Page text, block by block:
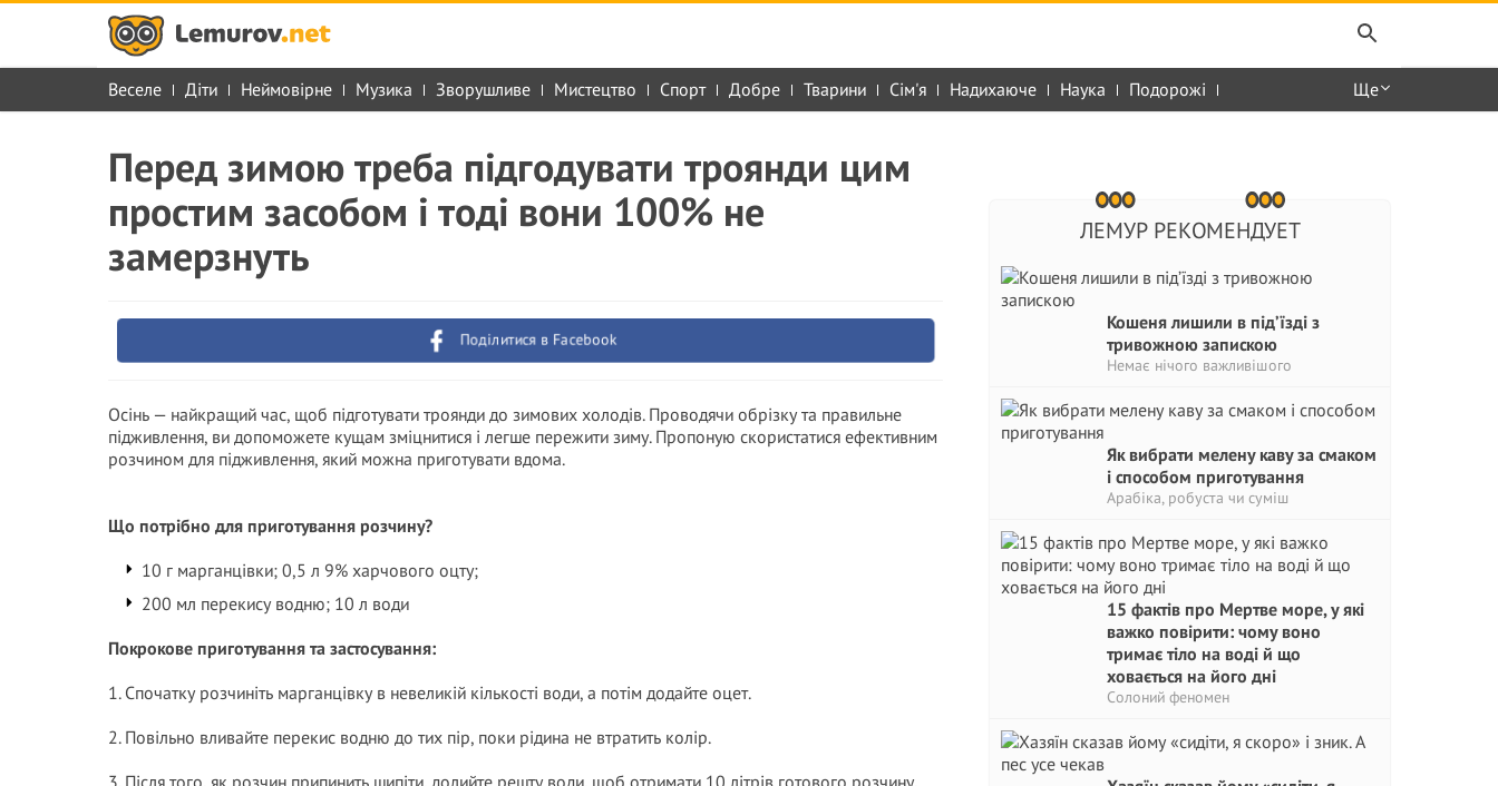
Веселе Діти Неймовірне Музика Зворушливе Мистецтво Спорт Добре Тварини Сім'я Надихаюче Наука Подорожі Ще
ЛЕМУР РЕКОМЕНДУЕТ
Кошеня лишили в під’їзді з
тривожною запискою
Немає нічого важливішого
Як вибрати мелену каву за смаком
і способом приготування
Арабіка, робуста чи суміш
15 фактів про Мертве море, у які
важко повірити: чому воно
тримає тіло на воді й що
ховається на його дні
Солоний феномен
Перед зимою треба підгодувати троянди цим
простим засобом і тоді вони 100% не
замерзнуть
Поділитися в Facebook
Осінь — найкращий час, щоб підготувати троянди до зимових холодів. Проводячи обрізку та правильне
підживлення, ви допоможете кущам зміцнитися і легше пережити зиму. Пропоную скористатися ефективним
розчином для підживлення, який можна приготувати вдома.
Що потрібно для приготування розчину?
10 г марганцівки; 0,5 л 9% харчового оцту;
200 мл перекису водню; 10 л води
Покрокове приготування та застосування:
1. Спочатку розчиніть марганцівку в невеликій кількості води, а потім додайте оцет.
2. Повільно вливайте перекис водню до тих пір, поки рідина не втратить колір.
3. Після того, як розчин припинить шипіти, долийте решту води, щоб отримати 10 літрів готового розчину.